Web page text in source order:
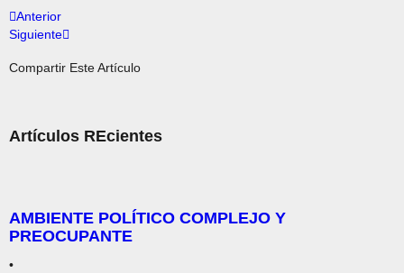
Anterior
Siguiente
Compartir Este Artículo
Artículos REcientes
AMBIENTE POLÍTICO COMPLEJO Y
PREOCUPANTE
•